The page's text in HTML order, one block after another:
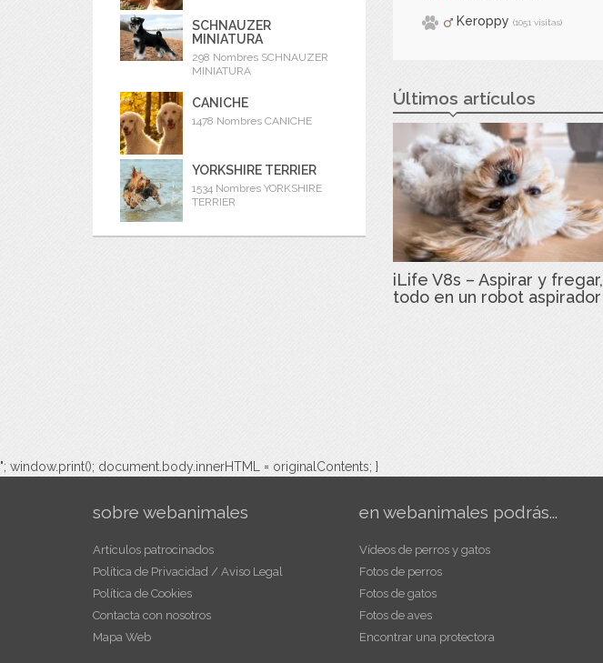
SCHNAUZER
MINIATURA
298 Nombres SCHNAUZER
MINIATURA
CANICHE
1478 Nombres CANICHE
YORKSHIRE TERRIER
1534 Nombres YORKSHIRE
TERRIER
Keroppy (1051 visitas)
Últimos artículos
iLife V8s – Aspirar y fregar,
todo en un robot aspirador
"; window.print(); document.body.innerHTML = originalContents; }
sobre webanimales
Artículos patrocinados
Política de Privacidad / Aviso Legal
Política de Cookies
Contacta con nosotros
Mapa Web
en webanimales podrás...
Vídeos de perros y gatos
Fotos de perros
Fotos de gatos
Fotos de aves
Encontrar una protectora